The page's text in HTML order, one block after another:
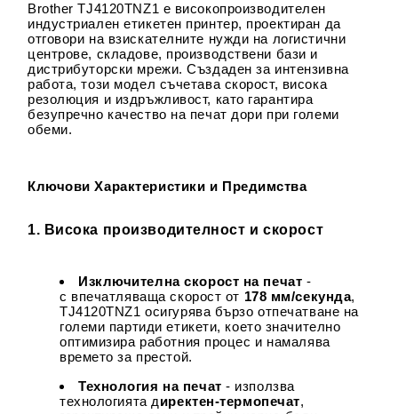
Brother TJ4120TNZ1 е високопроизводителен
индустриален етикетен принтер, проектиран да
отговори на взискателните нужди на логистични
центрове, складове, производствени бази и
дистрибуторски мрежи. Създаден за интензивна
работа, този модел съчетава скорост, висока
резолюция и издръжливост, като гарантира
безупречно качество на печат дори при големи
обеми.
Ключови Характеристики и Предимства
1. Висока производителност и скорост
Изключителна скорост на печат -
с впечатляваща скорост от 178 мм/секунда,
TJ4120TNZ1 осигурява бързо отпечатване на
големи партиди етикети, което значително
оптимизира работния процес и намалява
времето за престой.
Технология на печат - използва
технологията директен-термопечат,